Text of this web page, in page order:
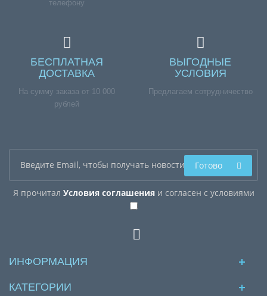
телефону
БЕСПЛАТНАЯ
ДОСТАВКА
На сумму заказа от 10 000
рублей
ВЫГОДНЫЕ
УСЛОВИЯ
Предлагаем сотрудничество
Я прочитал Условия соглашенияи согласен с условиями
Готово
ИНФОРМАЦИЯ
КАТЕГОРИИ